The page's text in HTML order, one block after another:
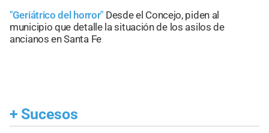
"Geriátrico del horror" Desde el Concejo, piden al
municipio que detalle la situación de los asilos de
ancianos en Santa Fe
+ Sucesos